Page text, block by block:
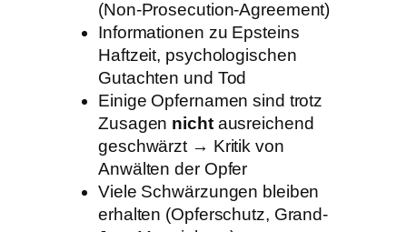
(Non-Prosecution-Agreement)
Informationen zu Epsteins
Haftzeit, psychologischen
Gutachten und Tod
Einige Opfernamen sind trotz
Zusagen nichtausreichend
geschwärzt → Kritik von
Anwälten der Opfer
Viele Schwärzungen bleiben
erhalten (Opferschutz, Grand-